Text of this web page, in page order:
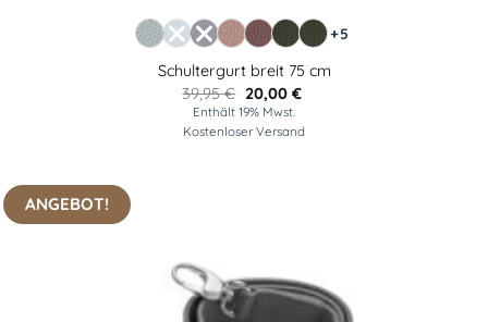
+5
Schultergurt breit 75 cm
39,95€ Ursprünglicher
Preis
war:
39,95 €
20,00 €Aktueller
ist:
20,00 €.
Enthält 19% Mwst.
Kostenloser Versand
ANGEBOT!